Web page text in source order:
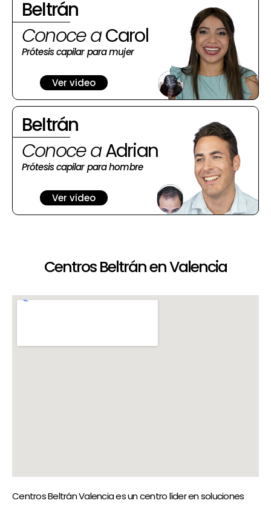
Beltrán
Conoce aCarol
Prótesis capilar para mujer
Ver video
Beltrán
Conoce aAdrian
Prótesis capilar para hombre
Ver video
Centros Beltrán en Valencia
Centros Beltrán Valencia es un centro líder en soluciones